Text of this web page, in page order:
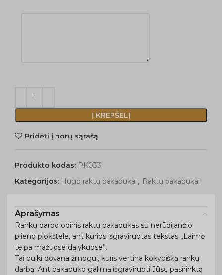
Į KREPŠELĮ
Pridėti į norų sąrašą
Produkto kodas: PK033
Kategorijos: Hugo raktų pakabukai , Raktų pakabukai
Aprašymas
Rankų darbo odinis raktų pakabukas su nerūdijančio
plieno plokštele, ant kurios išgraviruotas tekstas „Laimė
telpa mažuose dalykuose”.
Tai puiki dovana žmogui, kuris vertina kokybišką rankų
darbą. Ant pakabuko galima išgraviruoti Jūsų pasirinktą